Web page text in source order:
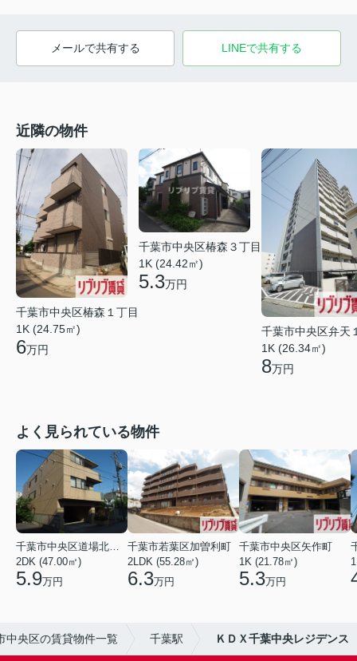
メールで共有する LINEで共有する
近隣の物件
千葉市中央区椿森１丁目
1K (24.75㎡)
6万円
千葉市中央区椿森３丁目
1K (24.42㎡)
5.3万円
千葉市中央区弁天
1K (26.34㎡)
8万円
よく見られている物件
千葉市中央区道場北２丁目
2DK (47.00㎡)
5.9万円
千葉市若葉区加曽利町
2LDK (55.28㎡)
6.3万円
千葉市中央区矢作町
1K (21.78㎡)
5.3万円
中央区の賃貸物件一覧 千葉駅 ＫＤＸ千葉中央レジデンス